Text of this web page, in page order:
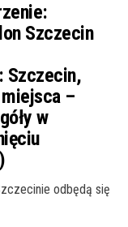
Szczecin
Szczecin,
–
w
odbędą się